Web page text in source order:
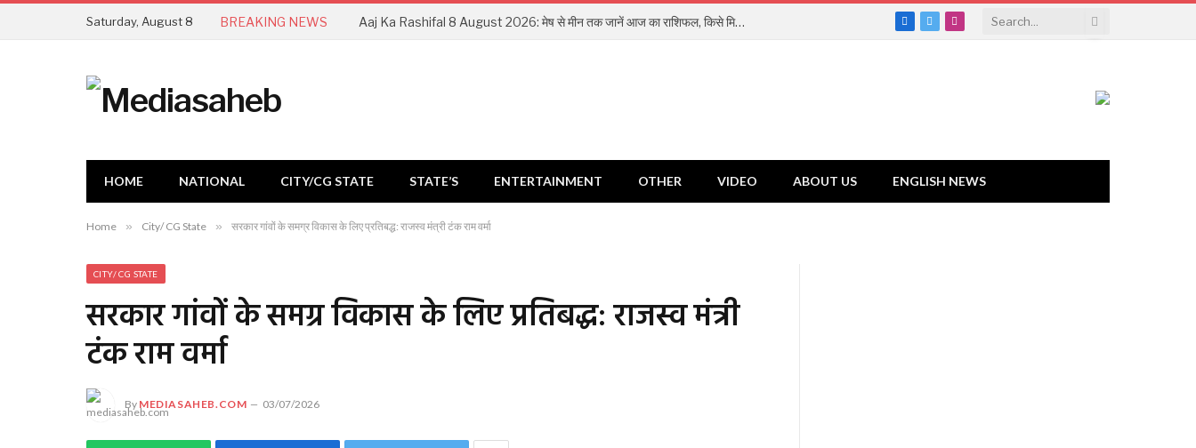
Saturday, August 8 BREAKING NEWS Aaj Ka Rashifal 8 August 2026: मेष से मीन तक जानें आज का राशिफल, किसे मिलेगा धन लाभ और किसे रहना होगा सतर्क
Facebook
TwitterInstagram
HOME NATIONAL CITY/CG STATE STATE’S ENTERTAINMENT OTHER VIDEO ABOUT US ENGLISH NEWS
Home » City/ CG State » सरकार गांवों के समग्र विकास के लिए प्रतिबद्ध: राजस्व मंत्री टंक राम वर्मा
CITY/ CG STATE
सरकार गांवों के समग्र विकास के लिए प्रतिबद्ध: राजस्व मंत्री
टंक राम वर्मा
By MEDIASAHEB.COM 03/07/2026